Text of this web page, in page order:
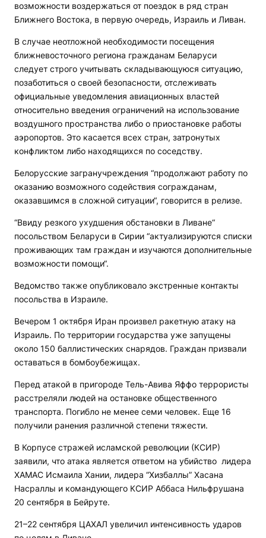
возможности воздержаться от поездок в ряд стран
Ближнего Востока, в первую очередь, Израиль и Ливан.
В случае неотложной необходимости посещения
ближневосточного региона гражданам Беларуси
следует строго учитывать складывающуюся ситуацию,
позаботиться о своей безопасности, отслеживать
официальные уведомления авиационных властей
относительно введения ограничений на использование
воздушного пространства либо о приостановке работы
аэропортов. Это касается всех стран, затронутых
конфликтом либо находящихся по соседству.
Белорусские загранучреждения “продолжают работу по
оказанию возможного содействия согражданам,
оказавшимся в сложной ситуации“, говорится в релизе.
“Ввиду резкого ухудшения обстановки в Ливане“
посольством Беларуси в Сирии “актуализируются списки
проживающих там граждан и изучаются дополнительные
возможности помощи“.
Ведомство также опубликовало экстренные контакты
посольства в Израиле.
Вечером 1 октября Иран произвел ракетную атаку на
Израиль. По территории государства уже запущены
около 150 баллистических снарядов. Граждан призвали
оставаться в бомбоубежищах.
Перед атакой в пригороде Тель-Авива Яффо террористы
расстреляли людей на остановке общественного
транспорта. Погибло не менее семи человек. Еще 16
получили ранения различной степени тяжести.
В Корпусе стражей исламской революции (КСИР)
заявили, что атака является ответом на убийство лидера
ХАМАС Исмаила Хании, лидера “Хизбаллы” Хасана
Насраллы и командующего КСИР Аббаса Нильфрушана
20 сентября в Бейруте.
21–22 сентября ЦАХАЛ увеличил интенсивность ударов